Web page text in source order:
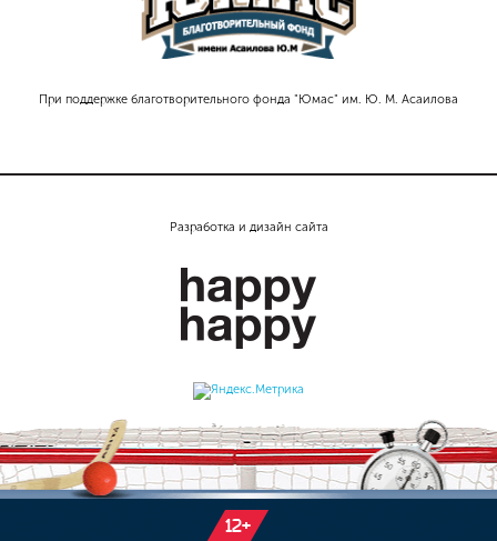
При поддержке благотворительного фонда "Юмас" им. Ю. М. Асаилова
Разработка и дизайн сайта
12+